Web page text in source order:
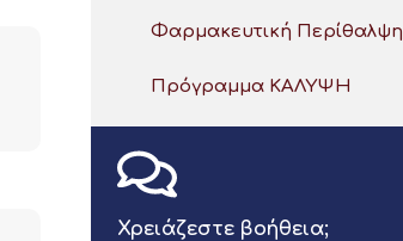
Φαρμακευτική Περίθαλψη
Πρόγραμμα ΚΑΛΥΨΗ
Χρειάζεστε βοήθεια;